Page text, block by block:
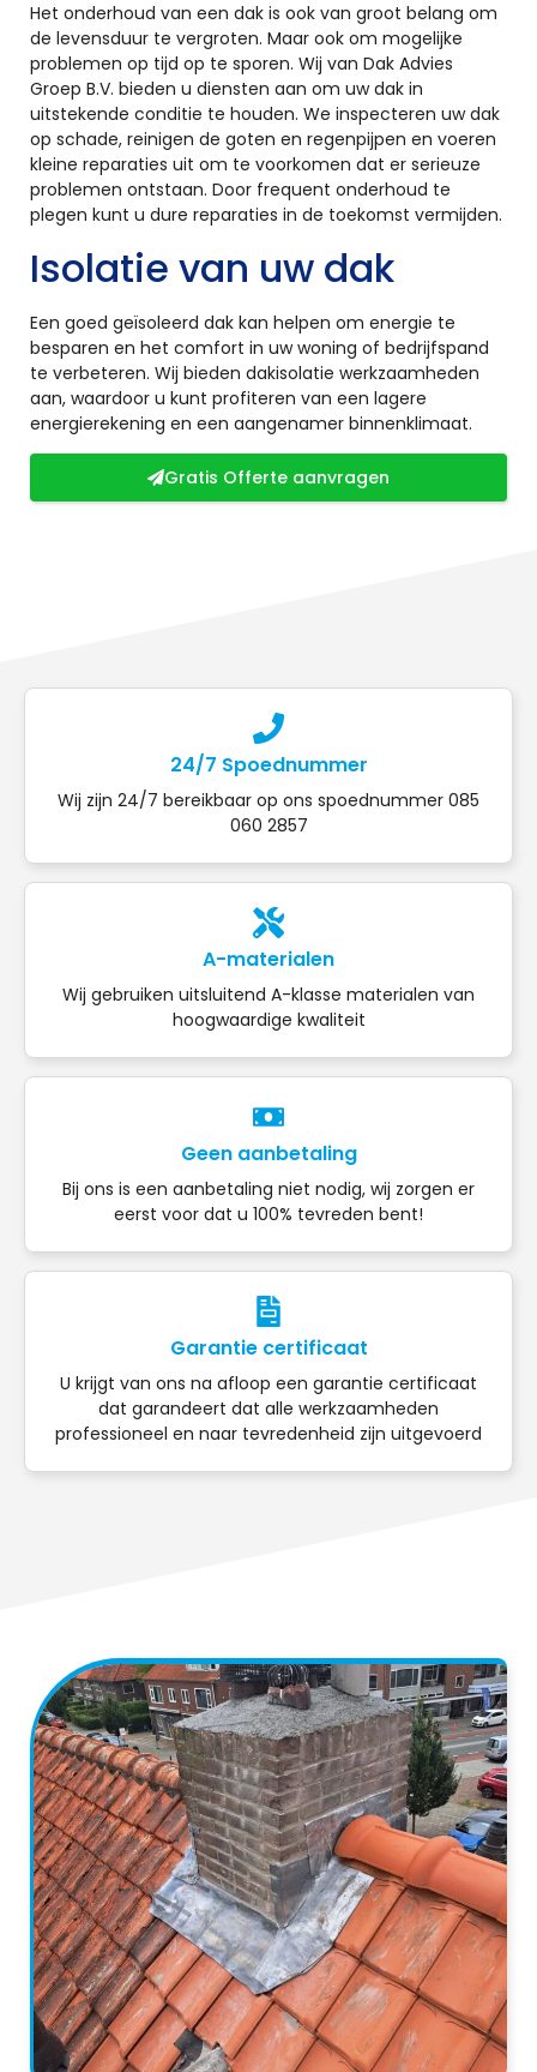
Het onderhoud van een dak is ook van groot belang om
de levensduur te vergroten. Maar ook om mogelijke
problemen op tijd op te sporen. Wij van Dak Advies
Groep B.V. bieden u diensten aan om uw dak in
uitstekende conditie te houden. We inspecteren uw dak
op schade, reinigen de goten en regenpijpen en voeren
kleine reparaties uit om te voorkomen dat er serieuze
problemen ontstaan. Door frequent onderhoud te
plegen kunt u dure reparaties in de toekomst vermijden.
Isolatie van uw dak
Een goed geïsoleerd dak kan helpen om energie te
besparen en het comfort in uw woning of bedrijfspand
te verbeteren. Wij bieden dakisolatie werkzaamheden
aan, waardoor u kunt profiteren van een lagere
energierekening en een aangenamer binnenklimaat.
Gratis Offerte aanvragen
24/7 Spoednummer
Wij zijn 24/7 bereikbaar op ons spoednummer 085
060 2857
A-materialen
Wij gebruiken uitsluitend A-klasse materialen van
hoogwaardige kwaliteit
Geen aanbetaling
Bij ons is een aanbetaling niet nodig, wij zorgen er
eerst voor dat u 100% tevreden bent!
Garantie certificaat
U krijgt van ons na afloop een garantie certificaat
dat garandeert dat alle werkzaamheden
professioneel en naar tevredenheid zijn uitgevoerd